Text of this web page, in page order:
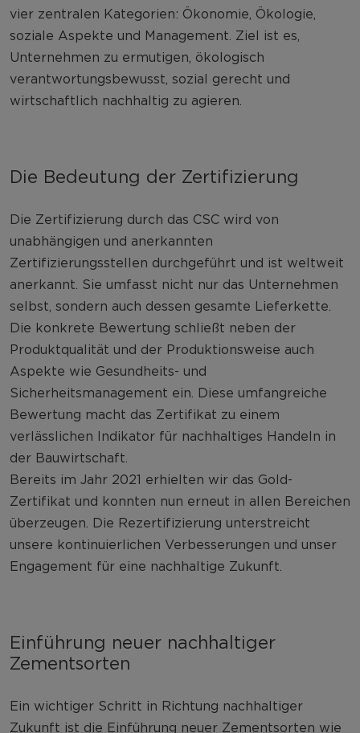
vier zentralen Kategorien: Ökonomie, Ökologie,
soziale Aspekte und Management. Ziel ist es,
Unternehmen zu ermutigen, ökologisch
verantwortungsbewusst, sozial gerecht und
wirtschaftlich nachhaltig zu agieren.
Die Bedeutung der Zertifizierung
Die Zertifizierung durch das CSC wird von
unabhängigen und anerkannten
Zertifizierungsstellen durchgeführt und ist weltweit
anerkannt. Sie umfasst nicht nur das Unternehmen
selbst, sondern auch dessen gesamte Lieferkette.
Die konkrete Bewertung schließt neben der
Produktqualität und der Produktionsweise auch
Aspekte wie Gesundheits- und
Sicherheitsmanagement ein. Diese umfangreiche
Bewertung macht das Zertifikat zu einem
verlässlichen Indikator für nachhaltiges Handeln in
der Bauwirtschaft.
Bereits im Jahr 2021 erhielten wir das Gold-
Zertifikat und konnten nun erneut in allen Bereichen
überzeugen. Die Rezertifizierung unterstreicht
unsere kontinuierlichen Verbesserungen und unser
Engagement für eine nachhaltige Zukunft.
Einführung neuer nachhaltiger
Zementsorten
Ein wichtiger Schritt in Richtung nachhaltiger
Zukunft ist die Einführung neuer Zementsorten wie